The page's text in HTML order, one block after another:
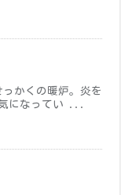
かくの暖炉。炎を
になってい ...